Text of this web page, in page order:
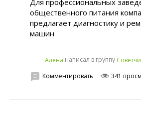
общественного питания
предлагает диагностику и
машин
Алена написал в группу
Комментировать
341